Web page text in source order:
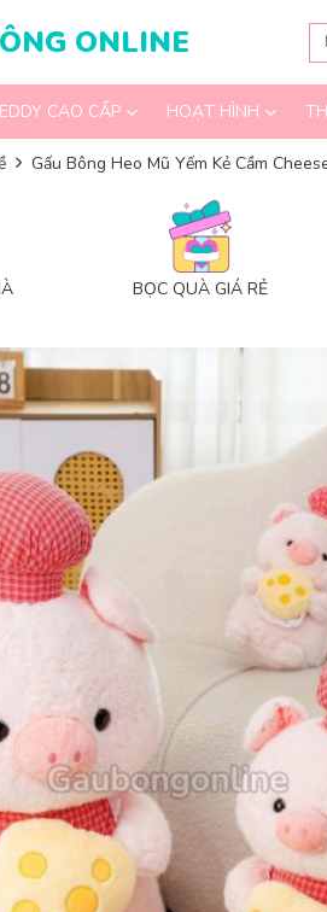
ONLINE
CAO CẤP HOẠT HÌNH
Gấu Bông Heo Mũ Yếm Kẻ Cầm
BỌC QUÀ GIÁ RẺ